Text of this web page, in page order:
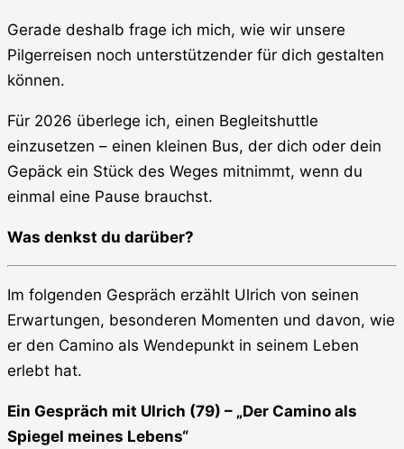
Gerade deshalb frage ich mich, wie wir unsere
Pilgerreisen noch unterstützender für dich gestalten
können.
Für 2026 überlege ich, einen Begleitshuttle
einzusetzen – einen kleinen Bus, der dich oder dein
Gepäck ein Stück des Weges mitnimmt, wenn du
einmal eine Pause brauchst.
Was denkst du darüber?
Im folgenden Gespräch erzählt Ulrich von seinen
Erwartungen, besonderen Momenten und davon, wie
er den Camino als Wendepunkt in seinem Leben
erlebt hat.
Ein Gespräch mit Ulrich (79) – „Der Camino als
Spiegel meines Lebens“